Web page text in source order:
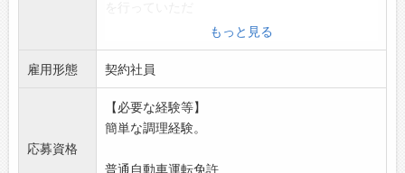
・担当スタッフは2名体制で、1週間交替で販売
と内勤(障害者支
援等)を行います。
・販売は、担当スタッフ1名と障害者1名の計2名
で町内を回り、
もっと見る
雇用形態 契約社員
応募資格
【必要な経験等】
簡単な調理経験。
普通自動車運転免許